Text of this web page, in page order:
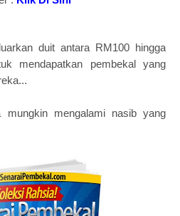
duit antara RM100 hingga
mendapatkan pembekal yang
mungkin mengalami nasib yang